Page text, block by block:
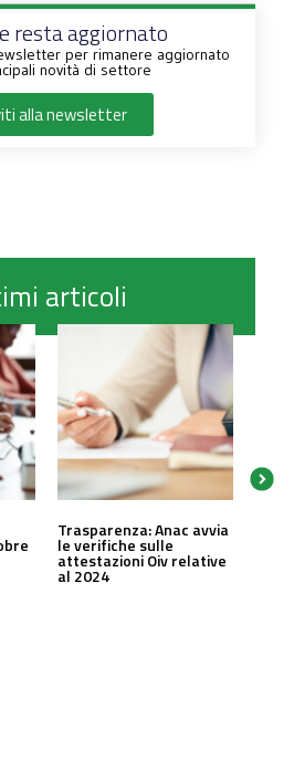
resta aggiornato
per rimanere aggiornato
novità di settore
alla newsletter
articoli
Trasparenza: Anac avvia
le verifiche sulle
attestazioni Oiv relative
al 2024